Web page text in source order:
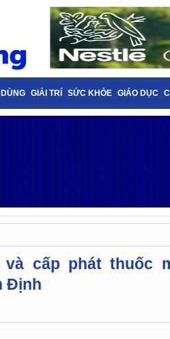
GIẢI TRÍ SỨC KHỎE GIÁO DỤC
cấp phát thuốc
Định